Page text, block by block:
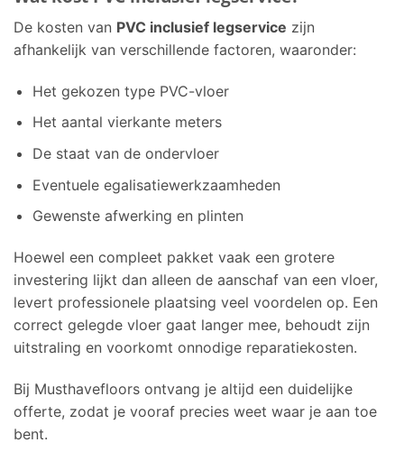
De kosten van PVC inclusief legservice zijn
afhankelijk van verschillende factoren, waaronder:
Het gekozen type PVC-vloer
Het aantal vierkante meters
De staat van de ondervloer
Eventuele egalisatiewerkzaamheden
Gewenste afwerking en plinten
Hoewel een compleet pakket vaak een grotere
investering lijkt dan alleen de aanschaf van een vloer,
levert professionele plaatsing veel voordelen op. Een
correct gelegde vloer gaat langer mee, behoudt zijn
uitstraling en voorkomt onnodige reparatiekosten.
Bij Musthavefloors ontvang je altijd een duidelijke
offerte, zodat je vooraf precies weet waar je aan toe
bent.